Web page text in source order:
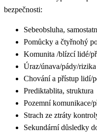
bezpečnosti:
Sebeobsluha,
Pomůcky a čtyřnohý
Komunita /blízcí lidé/
Úraz/únava/pády/rizika
Chování a přístup lidí/
Prediktablita, struktura
Pozemní komunikace/
Strach ze ztráty
Sekundární důsledky